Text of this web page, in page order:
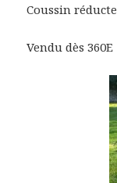
Coussin
Vendu dès 360E